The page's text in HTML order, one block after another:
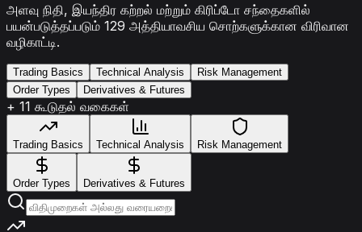
அளவு நிதி, இயந்திர கற்றல் மற்றும் கிரிப்டோ சந்தைகளில்
பயன்படுத்தப்படும் 129 அத்தியாவசிய சொற்களுக்கான விரிவான
வழிகாட்டி.
Trading Basics Technical Analysis
Risk Management
Order Types
Derivatives & Futures
+ 11 கூடுதல் வகைகள்
Trading Basics Technical Analysis Risk Management
Order Types Derivatives & Futures